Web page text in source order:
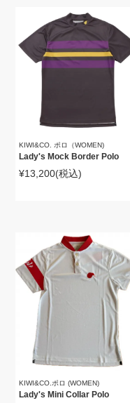
KIWI&CO. ポロ（WOMEN)
Lady's Mock Border Polo
¥13,200(税込)
KIWI&CO.ポロ (WOMEN)
Lady's Mini Collar Polo